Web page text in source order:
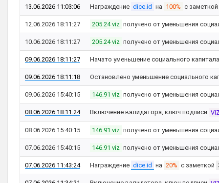
13.06.2026 11:03:06 Награждение dice.id на 100% с заметкой
12.06.2026 18:11:27 205.24 viz получено от уменьшения
10.06.2026 18:11:27 205.24 viz получено от уменьшения
09.06.2026 18:11:27 Начато уменьшение социального
09.06.2026 18:11:18 Остановлено уменьшение социального
09.06.2026 15:40:15 146.91 viz получено от уменьшения
08.06.2026 18:11:24 Включение валидатора, ключ подписи
08.06.2026 15:40:15 146.91 viz получено от уменьшения
07.06.2026 15:40:15 146.91 viz получено от уменьшения
07.06.2026 11:43:24 Награждение dice.id на 20% с заметкой